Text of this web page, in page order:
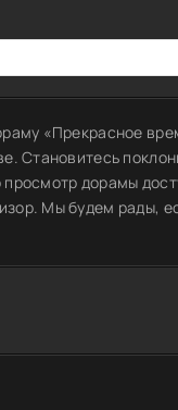
«Прекрасное
Становитесь
дорамы
Мы будем рады,